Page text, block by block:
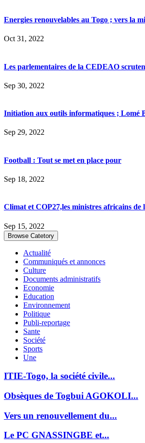
Energies renouvelables au Togo ; vers la
Oct 31, 2022
Les parlementaires de la CEDEAO
Sep 30, 2022
Initiation aux outils informatiques ; Lomé
Sep 29, 2022
Football : Tout se met en place pour
Sep 18, 2022
Climat et COP27,les ministres africains de
Sep 15, 2022
Browse Catetory
Actualité
Communiqués et annonces
Culture
Documents administratifs
Economie
Education
Environnement
Politique
Publi-reportage
Sante
Société
Sports
Une
ITIE-Togo, la société civile...
Obsèques de Togbui AGOKOLI...
Vers un renouvellement du...
Le PC GNASSINGBE et...